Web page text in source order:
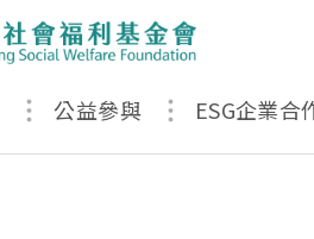
公益參與 ESG企業合